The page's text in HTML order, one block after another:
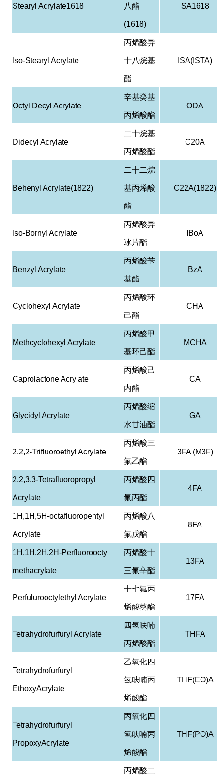
Stearyl Acrylate1618 八酯
(1618)
SA1618
Iso-Stearyl Acrylate
丙烯酸异
十八烷基
酯
ISA(ISTA)
Octyl Decyl Acrylate
辛基癸基
丙烯酸酯
ODA
Didecyl Acrylate
二十烷基
丙烯酸酯
C20A
Behenyl Acrylate(1822)
二十二烷
基丙烯酸
酯
C22A(1822)
Iso-Bornyl Acrylate
丙烯酸异
冰片酯
IBoA
Benzyl Acrylate
丙烯酸苄
基酯
BzA
Cyclohexyl Acrylate
丙烯酸环
己酯
CHA
Methcyclohexyl Acrylate
丙烯酸甲
基环己酯
MCHA
Caprolactone Acrylate
丙烯酸己
内酯
CA
Glycidyl Acrylate
丙烯酸缩
水甘油酯
GA
2,2,2-Trifluoroethyl Acrylate
丙烯酸三
氟乙酯
3FA (M3F)
2,2,3,3-Tetrafluoropropyl
Acrylate
丙烯酸四
氟丙酯
4FA
1H,1H,5H-octafluoropentyl
Acrylate
丙烯酸八
氟戊酯
8FA
1H,1H,2H,2H-Perfluorooctyl
methacrylate
丙烯酸十
三氟辛酯
13FA
Perfulurooctylethyl Acrylate
十七氟丙
烯酸葵酯
17FA
Tetrahydrofurfuryl Acrylate
四氢呋喃
丙烯酸酯
THFA
Tetrahydrofurfuryl
EthoxyAcrylate
乙氧化四
氢呋喃丙
烯酸酯
THF(EO)A
Tetrahydrofurfuryl
PropoxyAcrylate
丙氧化四
氢呋喃丙
烯酸酯
THF(PO)A
丙烯酸二